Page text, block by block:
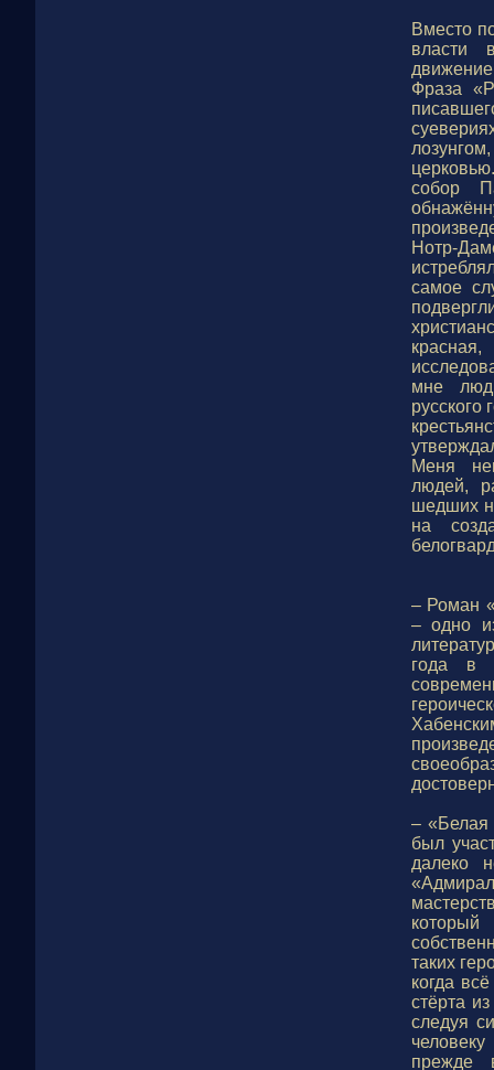
Вместо
власти
Фраза
собор
Нотр-
самое
мне
русского
Меня
людей,
шедших
на
– Роман
– одно
года в
– «Белая
был
далеко
таких
когда
стёрта
следуя
прежде